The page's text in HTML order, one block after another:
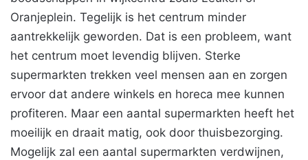
Oranjeplein. Tegelijk is het centrum minder
aantrekkelijk geworden. Dat is een probleem, want
het centrum moet levendig blijven. Sterke
supermarkten trekken veel mensen aan en zorgen
ervoor dat andere winkels en horeca mee kunnen
profiteren. Maar een aantal supermarkten heeft het
moeilijk en draait matig, ook door thuisbezorging.
Mogelijk zal een aantal supermarkten verdwijnen,